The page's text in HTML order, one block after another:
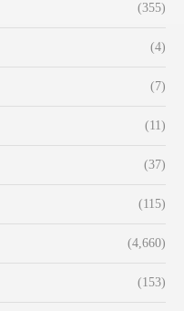
(355)
(4)
(7)
(11)
(37)
(115)
(4,660)
(153)